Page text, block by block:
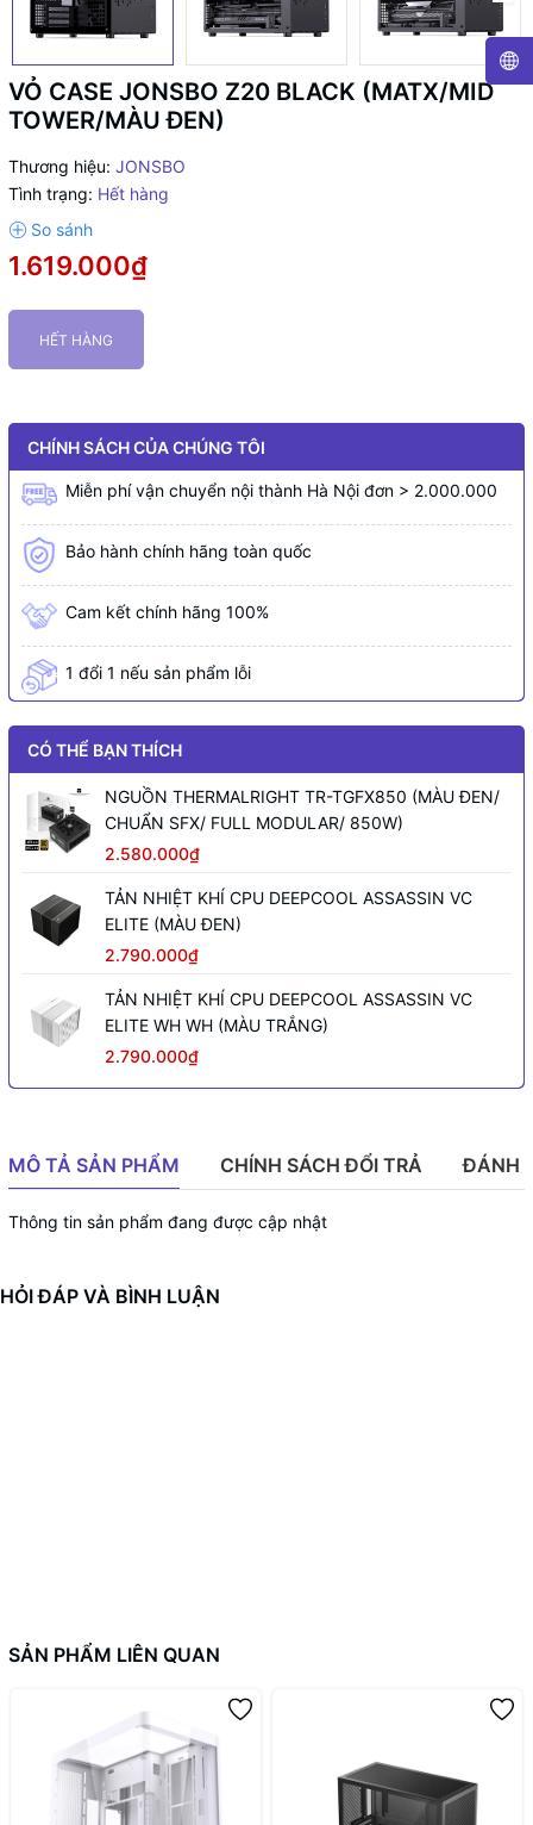
VỎ CASE JONSBO Z20 BLACK (MATX/MID
TOWER/MÀU ĐEN)
Thương hiệu: JONSBO
Tình trạng: Hết hàng
1.619.000₫
HẾT HÀNG
CHÍNH SÁCH CỦA CHÚNG TÔI
Miễn phí vận chuyển nội thành Hà Nội đơn > 2.000.000
Bảo hành chính hãng toàn quốc
Cam kết chính hãng 100%
1 đổi 1 nếu sản phẩm lỗi
CÓ THỂ BẠN THÍCH
NGUỒN THERMALRIGHT TR-TGFX850 (MÀU ĐEN/
CHUẨN SFX/ FULL MODULAR/ 850W)
2.580.000₫
TẢN NHIỆT KHÍ CPU DEEPCOOL ASSASSIN VC
ELITE (MÀU ĐEN)
2.790.000₫
TẢN NHIỆT KHÍ CPU DEEPCOOL ASSASSIN VC
ELITE WH WH (MÀU TRẮNG)
2.790.000₫
MÔ TẢ SẢN PHẨM CHÍNH SÁCH ĐỔI TRẢ ĐÁNH
Thông tin sản phẩm đang được cập nhật
HỎI ĐÁP VÀ BÌNH LUẬN
SẢN PHẨM LIÊN QUAN